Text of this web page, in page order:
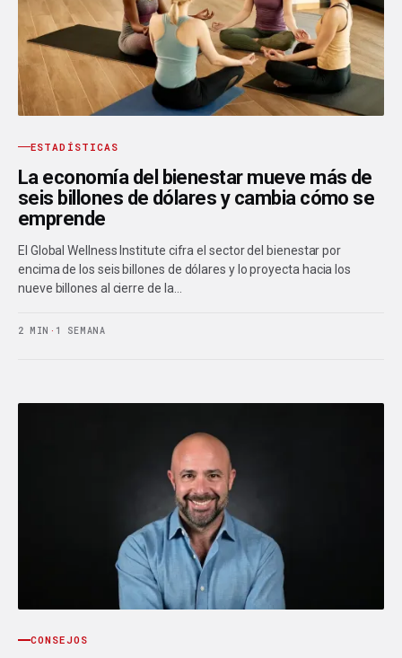
ESTADÍSTICAS
La economía del bienestar mueve más de
seis billones de dólares y cambia cómo se
emprende
El Global Wellness Institute cifra el sector del bienestar por
encima de los seis billones de dólares y lo proyecta hacia los
nueve billones al cierre de la…
2 MIN · 1 SEMANA
CONSEJOS